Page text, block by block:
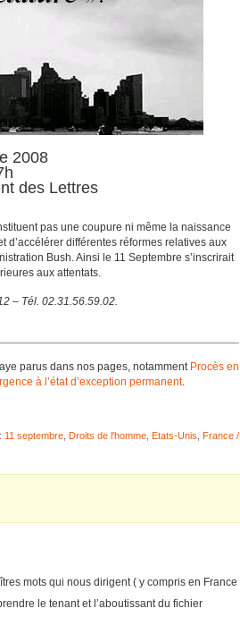
2008
des Lettres
pas une coupure ni même la naissance
d’accélérer différentes réformes relatives aux
Bush. Ainsi le 11 Septembre s’inscrirait
aux attentats.
– Tél. 02.31.56.59.02.
parus dans nos pages, notamment Procès en
à l’état d’exception permanent.
11 septembre Droits de l'homme Etats-Unis
France /
mots qui nous dirigent ( y compris en France
le tenant et l’aboutissant du fichier